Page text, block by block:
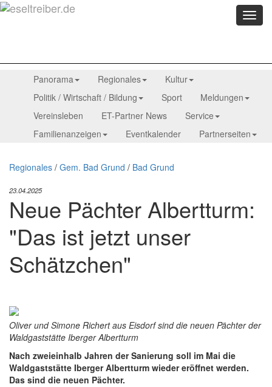
Menü
Panorama Regionales
Kultur
Politik / Wirtschaft / Bildung
Sport
Meldungen
Vereinsleben
ET-Partner News
Service
Familienanzeigen
Eventkalender Partnerseiten
Regionales / Gem. Bad Grund / Bad Grund
23.04.2025
Neue Pächter Albertturm:
"Das ist jetzt unser
Schätzchen"
Oliver und Simone Richert aus Eisdorf sind die neuen Pächter der
Waldgaststätte Iberger Albertturm
Nach zweieinhalb Jahren der Sanierung soll im Mai die
Waldgaststätte Iberger Albertturm wieder eröffnet werden.
Das sind die neuen Pächter.